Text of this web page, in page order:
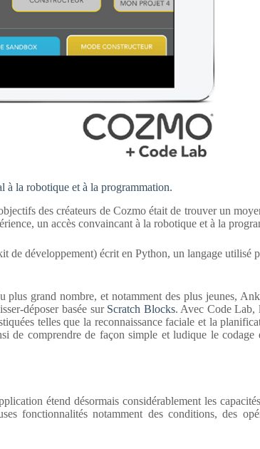
la robotique et à la programmation.
des créateurs de Cozmo était de trouver un
un accès convaincant à la robotique et à la
de développement) écrit en Python, un langage utilisé
plus grand nombre, et notamment des plus jeunes,
déposer basée sur Scratch Blocks. Avec Code Lab,
telles que la reconnaissance faciale et la
de comprendre de façon simple et ludique le codage
étend désormais considérablement les
fonctionnalités notamment des conditions, des